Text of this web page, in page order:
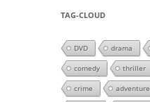
TAG-CLOUD
DVD drama
comedy thriller
crime adventure